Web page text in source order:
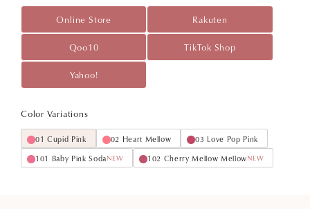
Online Store Rakuten
Qoo10 TikTok Shop
Yahoo!
Color Variations
01 Cupid Pink 02 Heart Mellow
03 Love Pop Pink
101 Baby Pink SodaNEW 102 Cherry Mellow MellowNEW